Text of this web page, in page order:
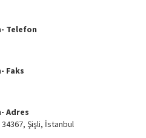
Telefon
Faks
Adres
34367, Şişli, İstanbul